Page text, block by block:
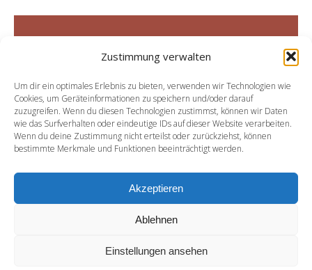
Zustimmung verwalten
Um dir ein optimales Erlebnis zu bieten, verwenden wir Technologien wie
Cookies, um Geräteinformationen zu speichern und/oder darauf
zuzugreifen. Wenn du diesen Technologien zustimmst, können wir Daten
wie das Surfverhalten oder eindeutige IDs auf dieser Website verarbeiten.
Wenn du deine Zustimmung nicht erteilst oder zurückziehst, können
bestimmte Merkmale und Funktionen beeinträchtigt werden.
Akzeptieren
Ablehnen
Einstellungen ansehen
18. Oktober
Zeit:
14:00 - 23:30